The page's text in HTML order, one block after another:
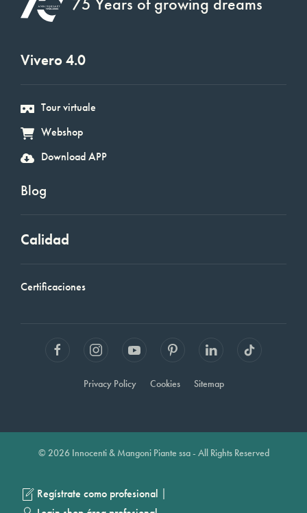
Vivero 4.0
Tour virtuale
Webshop
Download APP
Blog
Calidad
Certificaciones
Privacy Policy Cookies Sitemap
© 2026 Innocenti & Mangoni Piante ssa - All Rights Reserved
Regístrate como profesional |